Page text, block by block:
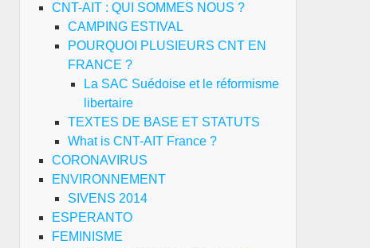
CNT-AIT : QUI SOMMES NOUS ?
CAMPING ESTIVAL
POURQUOI PLUSIEURS CNT EN
FRANCE ?
La SAC Suédoise et le réformisme
libertaire
TEXTES DE BASE ET STATUTS
What is CNT-AIT France ?
CORONAVIRUS
ENVIRONNEMENT
SIVENS 2014
ESPERANTO
FEMINISME